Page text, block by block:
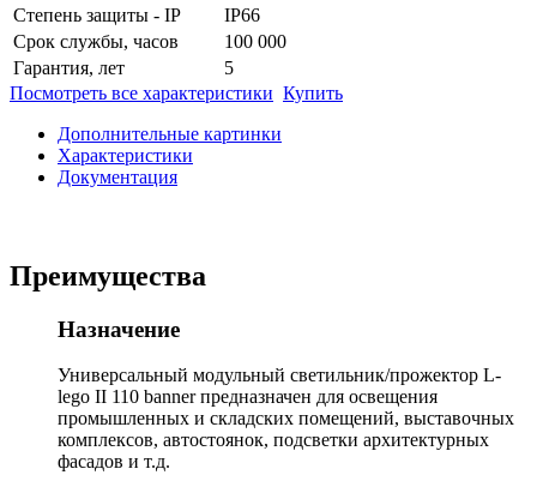
Степень защиты - IP
IP66
Срок службы, часов
100 000
Гарантия, лет
5
Посмотреть все характеристики Купить
Дополнительные картинки
Характеристики
Документация
Преимущества
Назначение
Универсальный модульный светильник/прожектор L-
lego II 110 banner предназначен для освещения
промышленных и складских помещений, выставочных
комплексов, автостоянок, подсветки архитектурных
фасадов и т.д.